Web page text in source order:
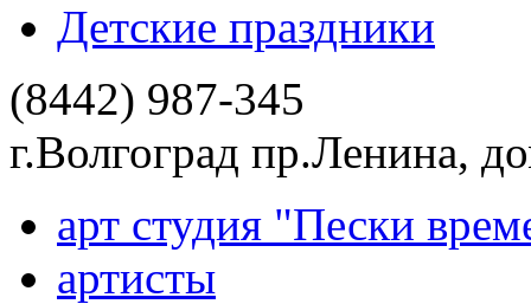
Детские праздники
(8442) 987-345
г.Волгоград пр.Ленина,
арт студия "Пески
артисты